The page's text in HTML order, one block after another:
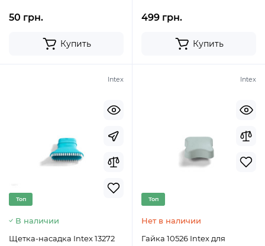
50 грн.
Купить
499 грн.
Купить
Intex
Топ
В наличии
Щетка-насадка Intex 13272
Intex
Топ
Нет в наличии
Гайка 10526 Intex для